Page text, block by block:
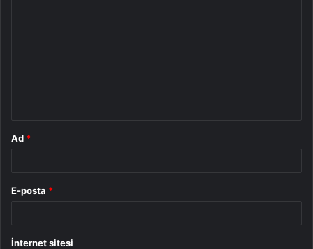
Ad *
E-posta *
İnternet sitesi